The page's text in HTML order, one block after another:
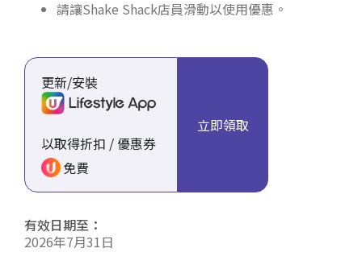
請讓Shake Shack店員滑動以使用優惠。
更新/安裝
以取得折扣 / 優惠券
免費
立即領取
有效日期至：
2026年7月31日